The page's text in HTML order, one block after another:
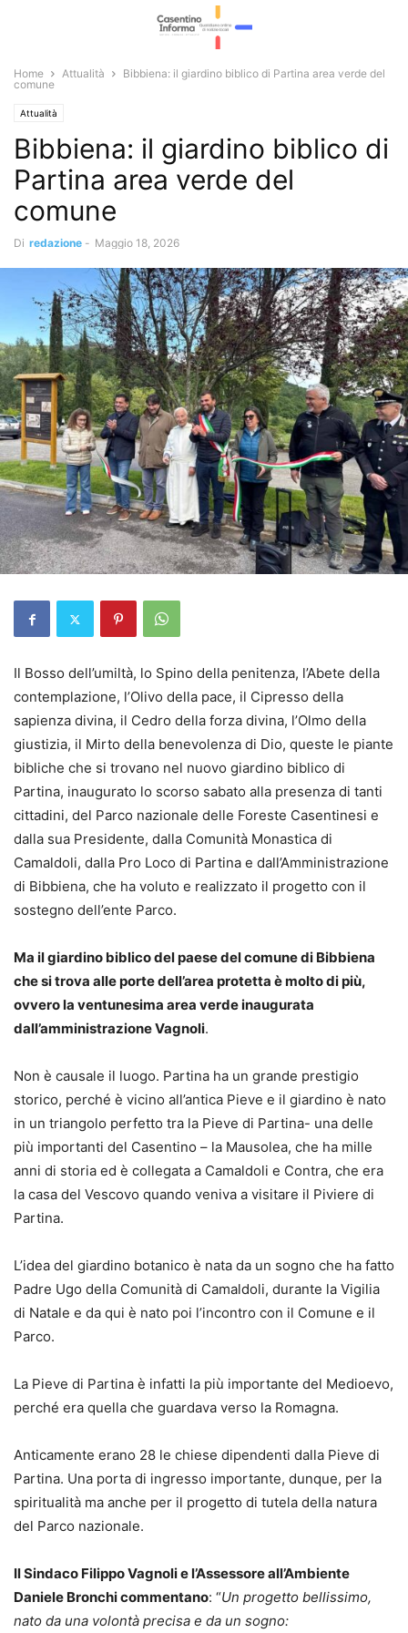
Home Attualità
Bibbiena: il giardino biblico di Partina area verde del
comune
Attualità
Bibbiena: il giardino biblico di
Partina area verde del
comune
Di redazione - Maggio 18, 2026
Il Bosso dell’umiltà, lo Spino della penitenza, l’Abete della
contemplazione, l’Olivo della pace, il Cipresso della
sapienza divina, il Cedro della forza divina, l’Olmo della
giustizia, il Mirto della benevolenza di Dio, queste le piante
bibliche che si trovano nel nuovo giardino biblico di
Partina, inaugurato lo scorso sabato alla presenza di tanti
cittadini, del Parco nazionale delle Foreste Casentinesi e
dalla sua Presidente, dalla Comunità Monastica di
Camaldoli, dalla Pro Loco di Partina e dall’Amministrazione
di Bibbiena, che ha voluto e realizzato il progetto con il
sostegno dell’ente Parco.
Ma il giardino biblico del paese del comune di Bibbiena
che si trova alle porte dell’area protetta è molto di più,
ovvero la ventunesima area verde inaugurata
dall’amministrazione Vagnoli.
Non è causale il luogo. Partina ha un grande prestigio
storico, perché è vicino all’antica Pieve e il giardino è nato
in un triangolo perfetto tra la Pieve di Partina- una delle
più importanti del Casentino – la Mausolea, che ha mille
anni di storia ed è collegata a Camaldoli e Contra, che era
la casa del Vescovo quando veniva a visitare il Piviere di
Partina.
L’idea del giardino botanico è nata da un sogno che ha fatto
Padre Ugo della Comunità di Camaldoli, durante la Vigilia
di Natale e da qui è nato poi l’incontro con il Comune e il
Parco.
La Pieve di Partina è infatti la più importante del Medioevo,
perché era quella che guardava verso la Romagna.
Anticamente erano 28 le chiese dipendenti dalla Pieve di
Partina. Una porta di ingresso importante, dunque, per la
spiritualità ma anche per il progetto di tutela della natura
del Parco nazionale.
Il Sindaco Filippo Vagnoli e l’Assessore all’Ambiente
Daniele Bronchi commentano: “Un progetto bellissimo,
nato da una volontà precisa e da un sogno: